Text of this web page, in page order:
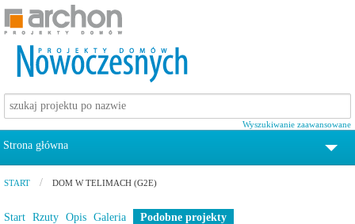
Wyszukiwanie zaawansowane
Strona główna
tel. 12 372 19 00
Projekty domów
START DOM W TELIMACH (G2E)
Start Rzuty Opis Galeria Podobne projekty